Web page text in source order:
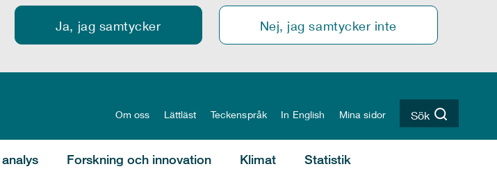
Ja, jag samtycker Nej, jag samtycker inte
Om oss Lättläst Teckenspråk In English Mina sidor Sök
Forskning och innovation Klimat Statistik